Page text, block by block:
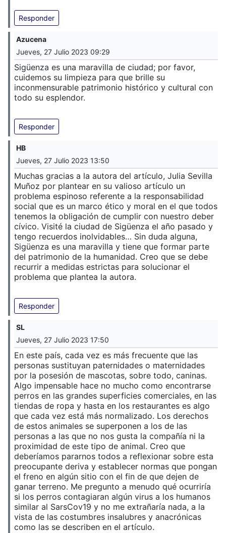
Responder
Azucena
Jueves, 27 Julio 2023 09:29
Sigüenza es una maravilla de ciudad; por favor,
cuidemos su limpieza para que brille su
inconmensurable patrimonio histórico y cultural con
todo su esplendor.
Responder
HB
Jueves, 27 Julio 2023 13:50
Muchas gracias a la autora del artículo, Julia Sevilla
Muñoz por plantear en su valioso artículo un
problema espinoso referente a la responsabilidad
social que es un marco ético y moral en el que todos
tenemos la obligación de cumplir con nuestro deber
cívico. Visité la ciudad de Sigüenza el año pasado y
tengo recuerdos inolvidables… Sin duda alguna,
Sigüenza es una maravilla y tiene que formar parte
del patrimonio de la humanidad. Creo que se debe
recurrir a medidas estrictas para solucionar el
problema que plantea la autora.
Responder
SL
Jueves, 27 Julio 2023 17:50
En este país, cada vez es más frecuente que las
personas sustituyan paternidades o maternidades
por la posesión de mascotas, sobre todo, caninas.
Algo impensable hace no mucho como encontrarse
perros en las grandes superficies comerciales, en las
tiendas de ropa y hasta en los restaurantes es algo
que cada vez está más normalizado. Los derechos
de estos animales se superponen a los de las
personas a las que no nos gusta la compañía ni la
proximidad de este tipo de animal. Creo que
deberíamos pararnos todos a reflexionar sobre esta
preocupante deriva y establecer normas que pongan
el freno en algún sitio con el fin de que dejen de
ganar terreno. Me pregunto a menudo qué ocurriría
si los perros contagiaran algún virus a los humanos
similar al SarsCov19 y no me extrañaría nada, a la
vista de las costumbres insalubres y anacrónicas
como las se describen en el artículo.